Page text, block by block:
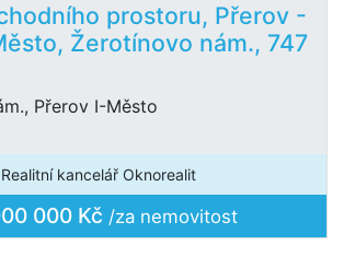
prostoru, Přerov -
Žerotínovo nám., 747
Přerov I-Město
Realitní kancelář Oknorealit
000 Kč /za nemovitost